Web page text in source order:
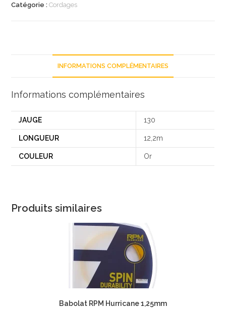
Catégorie :Cordages
INFORMATIONS COMPLÉMENTAIRES
Informations complémentaires
JAUGE 130
LONGUEUR 12,2m
COULEUR Or
Produits similaires
Babolat RPM Hurricane 1,25mm